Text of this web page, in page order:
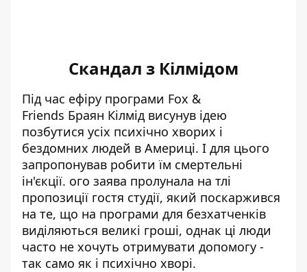
Скандал з Кілмідом
Під час ефіру програми Fox &
Friends Браян Кілмід висунув ідею
позбутися усіх психічно хворих і
бездомних людей в Америці. І для цього
запропонував робити їм смертельні
ін'єкції. ого заява пролунала на тлі
пропозиції гостя студії, який поскаржився
на те, що на програми для безхатченків
виділяються великі гроші, однак ці люди
часто не хочуть отримувати допомогу -
так само як і психічно хворі.